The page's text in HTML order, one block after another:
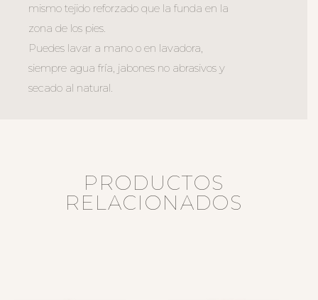
mismo tejido reforzado que la funda en la
zona de los pies.
Puedes lavar a mano o en lavadora,
siempre agua fría, jabones no abrasivos y
secado al natural.
PRODUCTOS
RELACIONADOS